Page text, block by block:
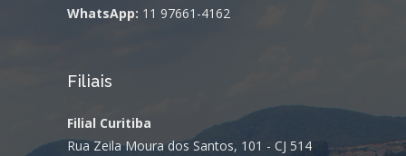
WhatsApp: 11 97661-4162
Filiais
Filial Curitiba
Rua Zeila Moura dos Santos, 101 - CJ 514